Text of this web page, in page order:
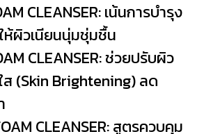
CLEANSER: เน้นการบำรุง
ห้ผิวเนียนนุ่มชุ่มชื้น
CLEANSER: ช่วยปรับผิว
ส (Skin Brightening) ลด
CLEANSER: สูตรควบคุม